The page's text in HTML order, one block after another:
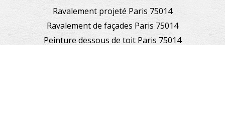
Ravalement projeté Paris 75014
Ravalement de façades Paris 75014
Peinture dessous de toit Paris 75014